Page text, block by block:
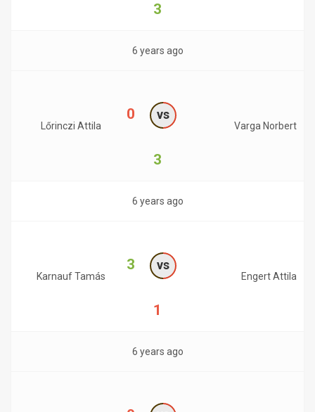
3
6 years ago
Lőrinczi Attila
0 vs
3
Varga Norbert
6 years ago
Karnauf Tamás
3 vs
1
Engert Attila
6 years ago